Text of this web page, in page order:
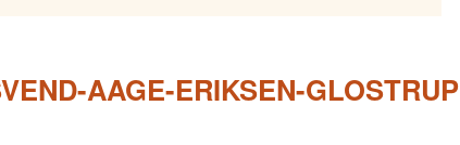
AAGE-ERIKSEN-GLOSTRUP